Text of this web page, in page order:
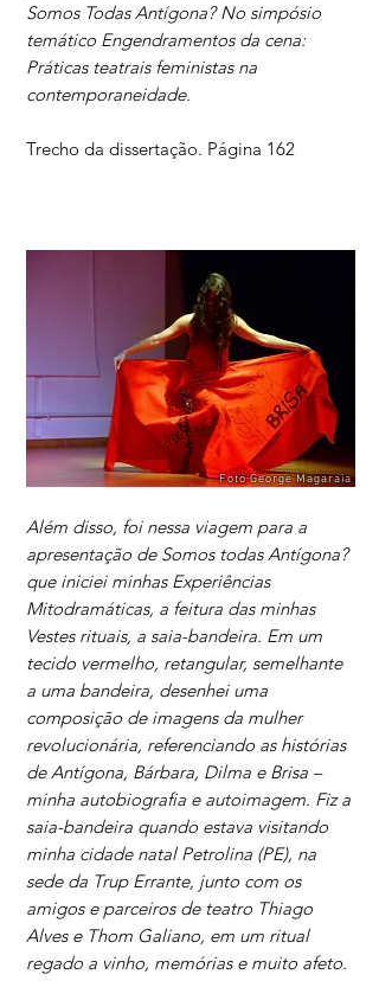
Foto George Magaraia
Somos Todas Antígona? No simpósio
temático Engendramentos da cena:
Práticas teatrais feministas na
contemporaneidade.
Trecho da dissertação. Página 162
Além disso, foi nessa viagem para a
apresentação de Somos todas Antígona?
que iniciei minhas Experiências
Mitodramáticas, a feitura das minhas
Vestes rituais, a saia-bandeira. Em um
tecido vermelho, retangular, semelhante
a uma bandeira, desenhei uma
composição de imagens da mulher
revolucionária, referenciando as histórias
de Antígona, Bárbara, Dilma e Brisa –
minha autobiografia e autoimagem. Fiz a
saia-bandeira quando estava visitando
minha cidade natal Petrolina (PE), na
sede da Trup Errante, junto com os
amigos e parceiros de teatro Thiago
Alves e Thom Galiano, em um ritual
regado a vinho, memórias e muito afeto.